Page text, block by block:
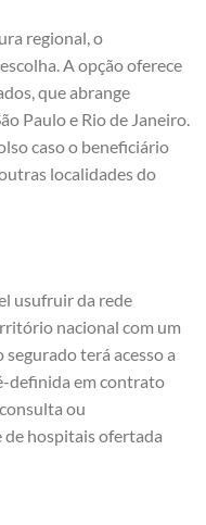
regional, o
A opção oferece
que abrange
Paulo e Rio de Janeiro.
caso o beneficiário
localidades do
usufruir da rede
nacional com um
terá acesso a
definida em contrato
ou
hospitais ofertada